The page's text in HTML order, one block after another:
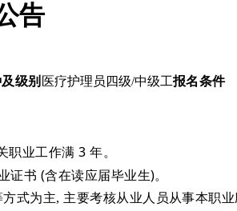
告
级别 医疗护理员四级/中级工报名条件
业工作满 3 年。
书 (含在读应届毕业生)。
方式为主, 主要考核从业人员从事本职